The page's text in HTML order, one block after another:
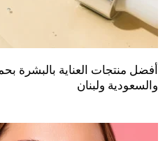
أفضل منتجات العناية بالبشرة
والسعودية ولبنان